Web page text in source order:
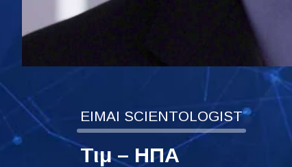
ΕΙΜΑΙ SCIENTOLOGIST
Τιμ – ΗΠΑ